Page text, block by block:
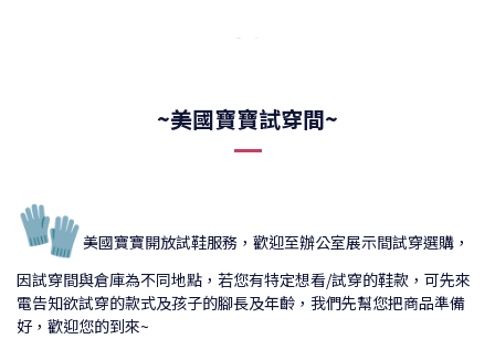
~美國寶寶試穿間~
🧤美國寶寶開放試鞋服務，歡迎至辦公室展示間試穿選購，
因試穿間與倉庫為不同地點，若您有特定想看/試穿的鞋款，可先來
電告知欲試穿的款式及孩子的腳長及年齡，我們先幫您把商品準備
好，歡迎您的到來~